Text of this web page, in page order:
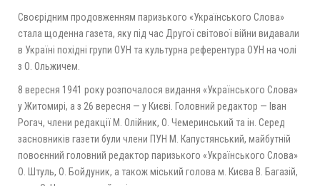
Своєрідним продовженням паризького «Українського Слова»
стала щоденна газета, яку під час Другої світової війни видавали
в Україні похідні групи ОУН та культурна референтура ОУН на чолі
з О. Ольжичем.
8 вересня 1941 року розпочалося видання «Українського Слова»
у Житомирі, а з 26 вересня — у Києві. Головний редактор — Іван
Рогач, члени редакції М. Олійник, О. Чемеринський та ін. Серед
засновників газети були члени ПУН М. Капустянський, майбутній
повоєнний головний редактор паризького «Українського Слова»
О. Штуль, О. Бойдуник, а також міський голова м. Києва В. Багазій,